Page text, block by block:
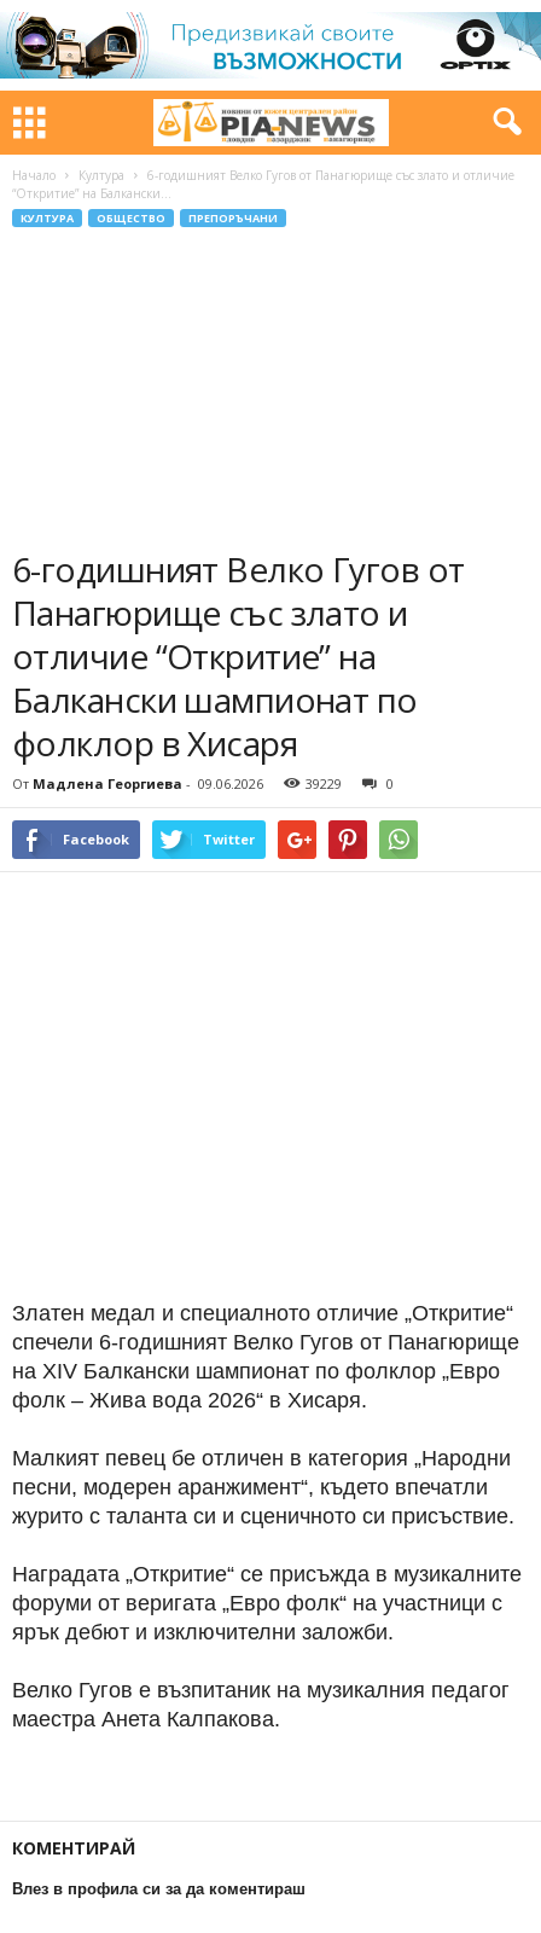
Начало Култура
6-годишният Велко Гугов от Панагюрище със злато и отличие
“Откритие” на Балкански...
КУЛТУРА ОБЩЕСТВО ПРЕПОРЪЧАНИ
6-годишният Велко Гугов от
Панагюрище със злато и
отличие “Откритие” на
Балкански шампионат по
фолклор в Хисаря
От Мадлена Георгиева - 09.06.2026 39229 0
Facebook Twitter
Златен медал и специалното отличие „Откритие“
спечели 6-годишният Велко Гугов от Панагюрище
на XIV Балкански шампионат по фолклор „Евро
фолк – Жива вода 2026“ в Хисаря.
Малкият певец бе отличен в категория „Народни
песни, модерен аранжимент“, където впечатли
журито с таланта си и сценичното си присъствие.
Наградата „Откритие“ се присъжда в музикалните
форуми от веригата „Евро фолк“ на участници с
ярък дебют и изключителни заложби.
Велко Гугов е възпитаник на музикалния педагог
маестра Анета Калпакова.
КОМЕНТИРАЙ
Влез в профила си за да коментираш